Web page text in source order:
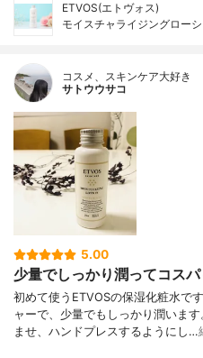
ETVOS(エトヴォス)
モイスチャライジングロー
コスメ、スキンケア大好き
サトウウサコ
5.00
少量でしっかり潤ってコスパ
初めて使うETVOSの保湿化粧水で
ャーで、少量でもしっかり潤いま
ませ、ハンドプレスするようにし…